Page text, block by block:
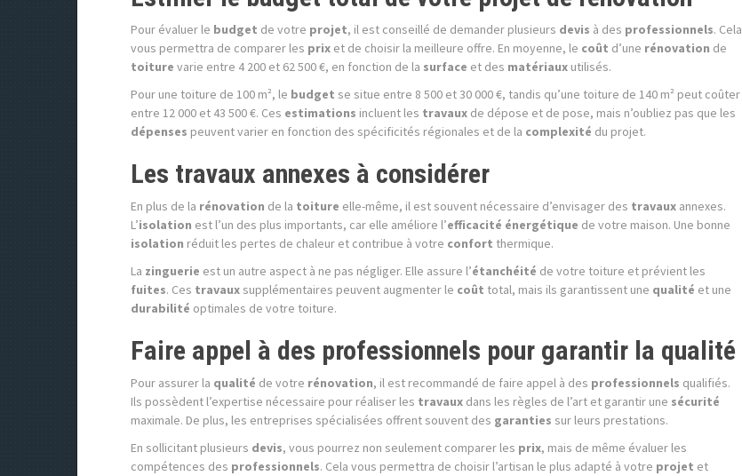
Pour évaluer le budget de votre projet, il est conseillé de demander plusieurs devis à des professionnels. Cela
vous permettra de comparer les prix et de choisir la meilleure offre. En moyenne, le coût d’une rénovation de
toiture varie entre 4 200 et 62 500 €, en fonction de la surface et des matériaux utilisés.
Pour une toiture de 100 m², le budget se situe entre 8 500 et 30 000 €, tandis qu’une toiture de 140 m² peut coûter
entre 12 000 et 43 500 €. Ces estimations incluent les travaux de dépose et de pose, mais n’oubliez pas que les
dépenses peuvent varier en fonction des spécificités régionales et de la complexité du projet.
Les travaux annexes à considérer
En plus de la rénovation de la toiture elle-même, il est souvent nécessaire d’envisager des travaux annexes.
L’isolation est l’un des plus importants, car elle améliore l’efficacité énergétique de votre maison. Une bonne
isolation réduit les pertes de chaleur et contribue à votre confort thermique.
La zinguerie est un autre aspect à ne pas négliger. Elle assure l’étanchéité de votre toiture et prévient les
fuites. Ces travaux supplémentaires peuvent augmenter le coût total, mais ils garantissent une qualité et une
durabilité optimales de votre toiture.
Faire appel à des professionnels pour garantir la qualité
Pour assurer la qualité de votre rénovation, il est recommandé de faire appel à des professionnels qualifiés.
Ils possèdent l’expertise nécessaire pour réaliser les travaux dans les règles de l’art et garantir une sécurité
maximale. De plus, les entreprises spécialisées offrent souvent des garanties sur leurs prestations.
En sollicitant plusieurs devis, vous pourrez non seulement comparer les prix, mais de même évaluer les
compétences des professionnels. Cela vous permettra de choisir l’artisan le plus adapté à votre projet et